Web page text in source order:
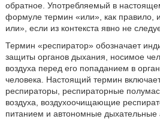
обратное. Употребляемый в
формуле термин «или», как правило,
или», если из контекста явно не
Термин «респиратор» обозначает
защиты органов дыхания, носимое
воздуха перед его попаданием в
человека. Настоящий термин
респираторы, респираторные
воздуха, воздухоочищающие
питанием и автономные дыхательные